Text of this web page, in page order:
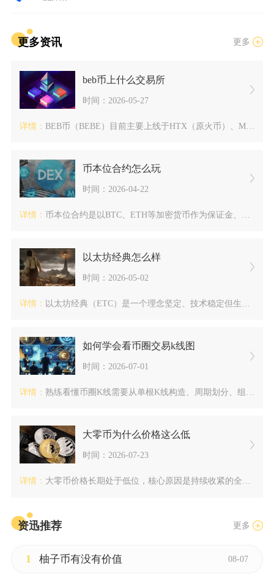
更多资讯 更多
beb币上什么交易所
时间：2026-05-27
详情： BEB币（BEBE）目前主要上线于HTX（原火币）、MEXC...
币本位合约怎么玩
时间：2026-04-22
详情： 币本位合约是以BTC、ETH等加密货币作为保证金、计价与结算...
以太坊经典怎么样
时间：2026-05-02
详情： 以太坊经典（ETC）是一个理念坚定、技术稳定但生态与影响力远...
如何学会看币圈交易k线图
时间：2026-07-01
详情： 熟练看懂币圈K线需要从单根K线构造、周期划分、组合形态、量价...
大零币为什么价格这么低
时间：2026-07-23
详情： 大零币价格长期处于低位，核心原因是持续收紧的全球监管压制市场...
资迅推荐 更多
1 柚子币有没有价值 08-07